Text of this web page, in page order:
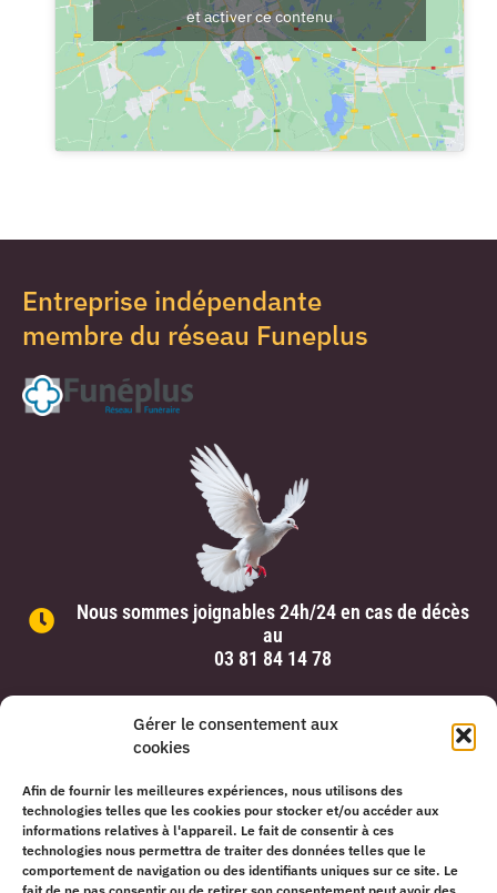
Gérer le consentement aux
cookies
Afin de fournir les meilleures expériences, nous utilisons des
technologies telles que les cookies pour stocker et/ou accéder aux
informations relatives à l'appareil. Le fait de consentir à ces
technologies nous permettra de traiter des données telles que le
comportement de navigation ou des identifiants uniques sur ce site. Le
et activer ce contenu
Entreprise indépendante
membre du réseau Funeplus
Nous sommes joignables 24h/24 en cas de décès
au
03 81 84 14 78
Pompes Funèbres Cuche –
Copyright © 2026. Tous droits réservés – Fait parSolas Conseil